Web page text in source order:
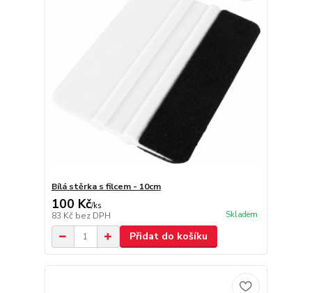
Bílá stěrka s filcem - 10cm
100 Kč/ks
83 Kč bez DPH Skladem
Přidat do košíku